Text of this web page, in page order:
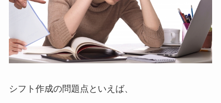
シフト作成の問題点といえば、